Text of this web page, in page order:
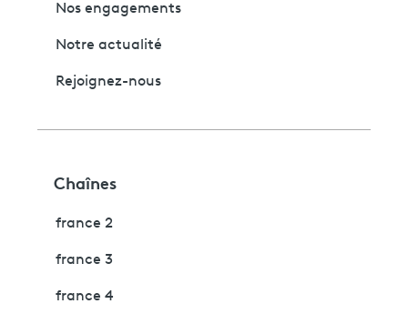
Nos engagements
Notre actualité
Rejoignez-nous
Chaînes
france 2
france 3
france 4